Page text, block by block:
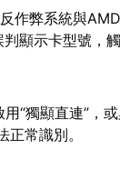
作弊系統與
顯示卡型號，觸
“獨顯直連”，
常識別。